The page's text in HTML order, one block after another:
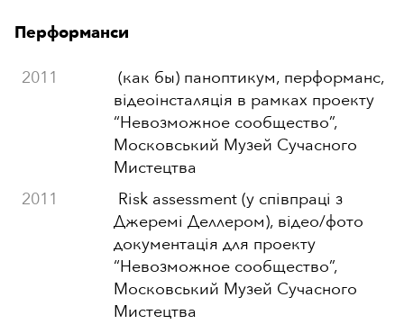
Перформанси
2011
(как бы) паноптикум, перформанс,
відеоінсталяція в рамках проекту
“Невозможное сообщество”,
Московський Музей Сучасного
Мистецтва
2011
Risk assessment (у співпраці з
Джеремі Деллером), відео/фото
документація для проекту
“Невозможное сообщество”,
Московський Музей Сучасного
Мистецтва